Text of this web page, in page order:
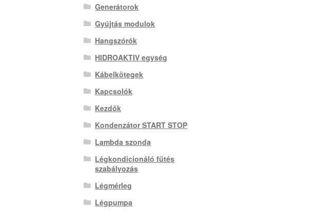
Generátorok
Gyújtás modulok
Hangszórók
HIDROAKTIV egység
Kábelkötegek
Kapcsolók
Kezdők
Kondenzátor START STOP
Lambda szonda
Légkondicionáló fűtés
szabályozás
Légmérleg
Légpumpa